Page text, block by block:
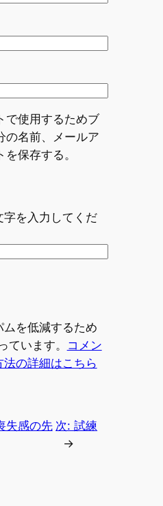
で使用するためブ
の名前、メールア
を保存する。
字を入力してくだ
ムを低減するため
います。
コメン
法の詳細はこちら
失感の先 次:試練
→